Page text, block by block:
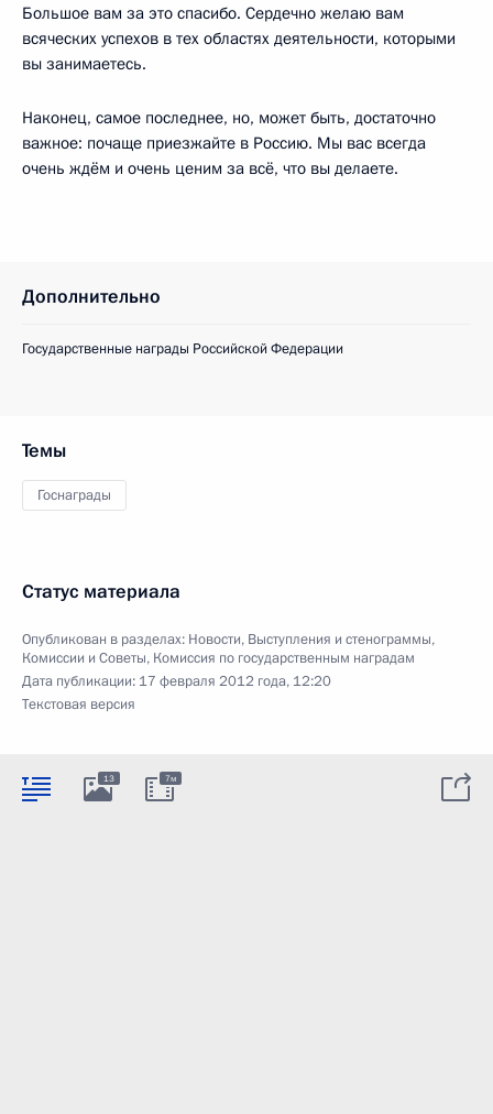
Большое вам за это спасибо. Сердечно желаю вам
всяческих успехов в тех областях деятельности, которыми
вы занимаетесь.
Наконец, самое последнее, но, может быть, достаточно
важное: почаще приезжайте в Россию. Мы вас всегда
очень ждём и очень ценим за всё, что вы делаете.
Дополнительно
Государственные награды Российской Федерации
Темы
Госнаграды
Статус материала
Опубликован в разделах: Новости, Выступления и стенограммы,
Комиссии и Советы, Комиссия по государственным наградам
Дата публикации: 17 февраля 2012 года, 12:20
Текстовая версия
13 7м